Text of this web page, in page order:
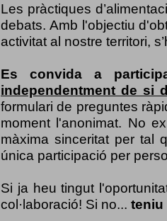
Les pràctiques
debats. Amb l'objectiu
activitat al nostre territori,
Es convida a
independentment de si
formulari de preguntes
moment l'anonimat. No
màxima sinceritat per tal
única participació per
Si ja heu tingut
col·laboració! Si no... teniu